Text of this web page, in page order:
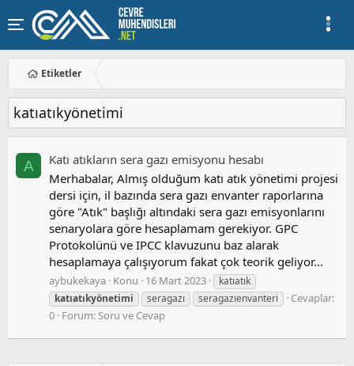
Etiketler
katıatıkyönetimi
A
Katı atıkların sera gazı emisyonu hesabı
Merhabalar, Almış olduğum katı atık yönetimi projesi
dersi için, il bazında sera gazı envanter raporlarına
göre "Atık" başlığı altındaki sera gazı emisyonlarını
senaryolara göre hesaplamam gerekiyor. GPC
Protokolünü ve IPCC klavuzunu baz alarak
hesaplamaya çalışıyorum fakat çok teorik geliyor...
aybukekaya Konu 16 Mart 2023
katıatık
katıatıkyönetimi
seragazı seragazıenvanteri
Cevaplar:
0 Forum:Soru ve Cevap